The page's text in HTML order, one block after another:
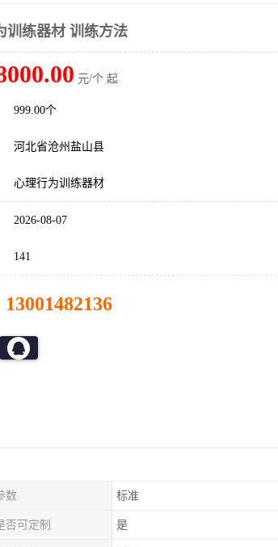
训练器材 训练方法
元/个 起
999.00个
河北省沧州盐山县
心理行为训练器材
2026-08-07
141
13001482136
数 标准
否可定制 是